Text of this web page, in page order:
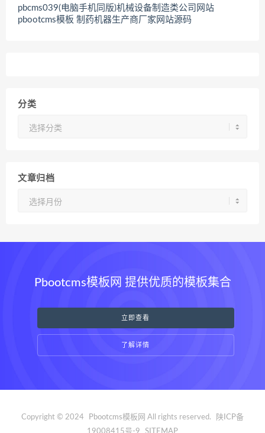
pbcms039(电脑手机同版)机械设备制造类公司网站
pbootcms模板 制药机器生产商厂家网站源码
分类
文章归档
Pbootcms模板网 提供优质的模板集合
立即查看
了解详情
Copyright © 2024 Pbootcms模板网 All rights reserved.
陕ICP备
19008415号-9
SITEMAP